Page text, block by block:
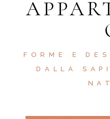
FORME E
DALLA